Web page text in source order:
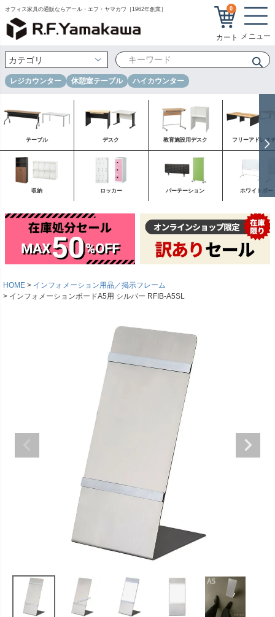
オフィス家具の通販ならアール・エフ・ヤマカワ［1962年創業］ 0
レジカウンター 休憩室テーブル ハイカウンター
テーブル デスク 教育施設用デスク フリーアドレス
収納 ロッカー パーテーション ホワイトボー
HOME
インフォメーション用品／掲示フレーム
インフォメーションボードA5用 シルバー RFIB-A5SL